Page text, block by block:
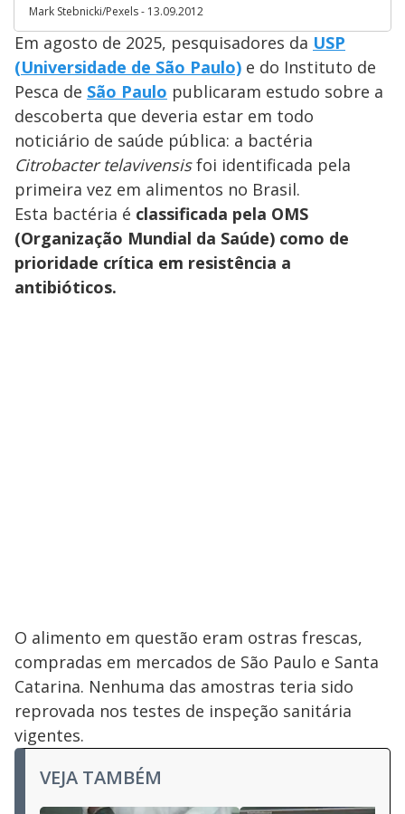
Mark Stebnicki/Pexels - 13.09.2012
Em agosto de 2025, pesquisadores da USP
(Universidade de São Paulo) e do Instituto de
Pesca de São Paulo publicaram estudo sobre a
descoberta que deveria estar em todo
noticiário de saúde pública: a bactéria
Citrobacter telavivensisfoi identificada pela
primeira vez em alimentos no Brasil.
Esta bactéria é classificada pela OMS
(Organização Mundial da Saúde) como de
prioridade crítica em resistência a
antibióticos.
O alimento em questão eram ostras frescas,
compradas em mercados de São Paulo e Santa
Catarina. Nenhuma das amostras teria sido
reprovada nos testes de inspeção sanitária
vigentes.
VEJA TAMBÉM